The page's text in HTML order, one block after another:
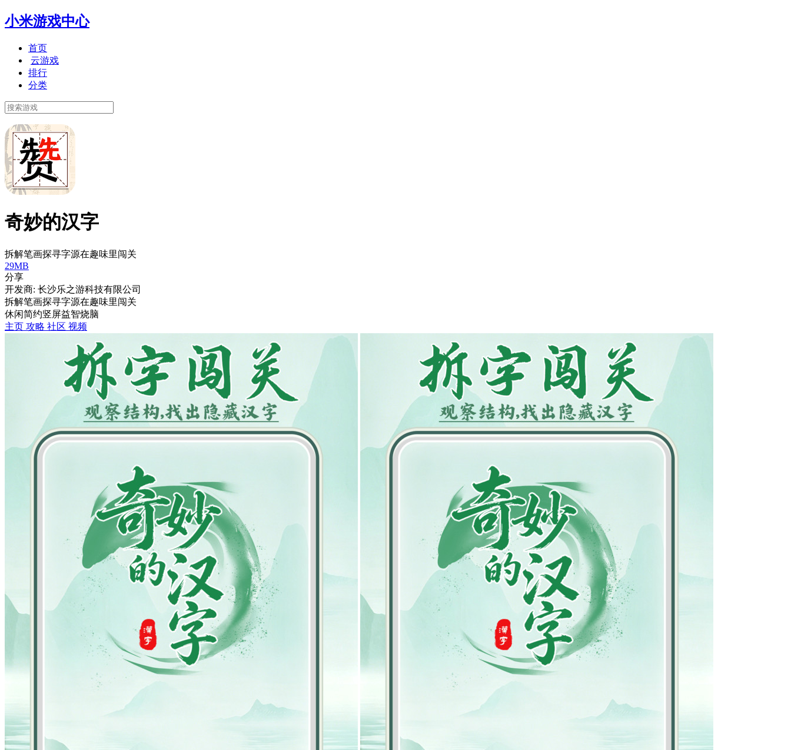
小米游戏中心
首页
云游戏
排行
分类
奇妙的汉字
拆解笔画探寻字源在趣味里闯关
29MB
分享
开发商: 长沙乐之游科技有限公司
拆解笔画探寻字源在趣味里闯关
休闲简约竖屏益智烧脑
主页 攻略 社区 视频